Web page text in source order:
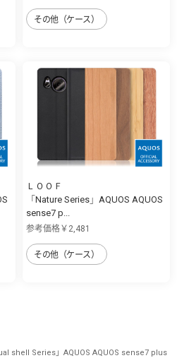
その他（ケース）
ＬＯＯＦ
「Nature Series」AQUOS AQUOS
sense7 p...
参考価格￥2,481
その他（ケース）
shell Series」AQUOS AQUOS sense7 plus